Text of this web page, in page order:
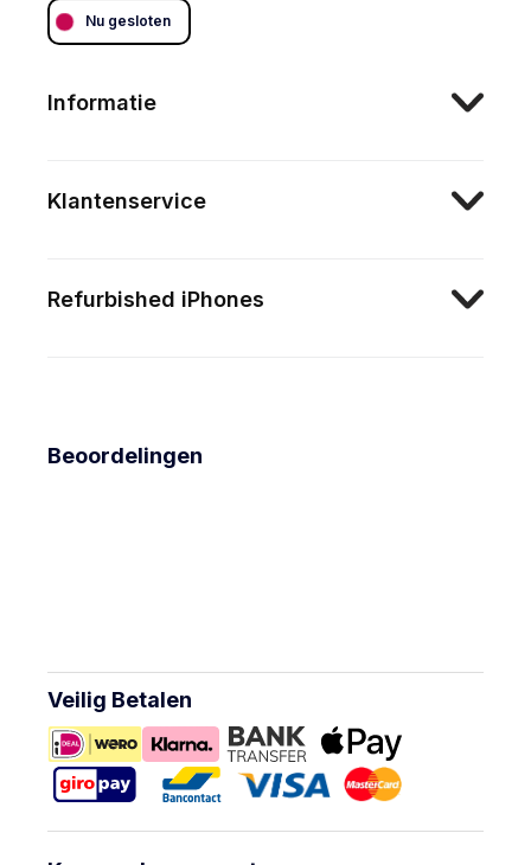
Nu gesloten
Informatie
Klantenservice
Refurbished iPhones
Beoordelingen
Veilig Betalen